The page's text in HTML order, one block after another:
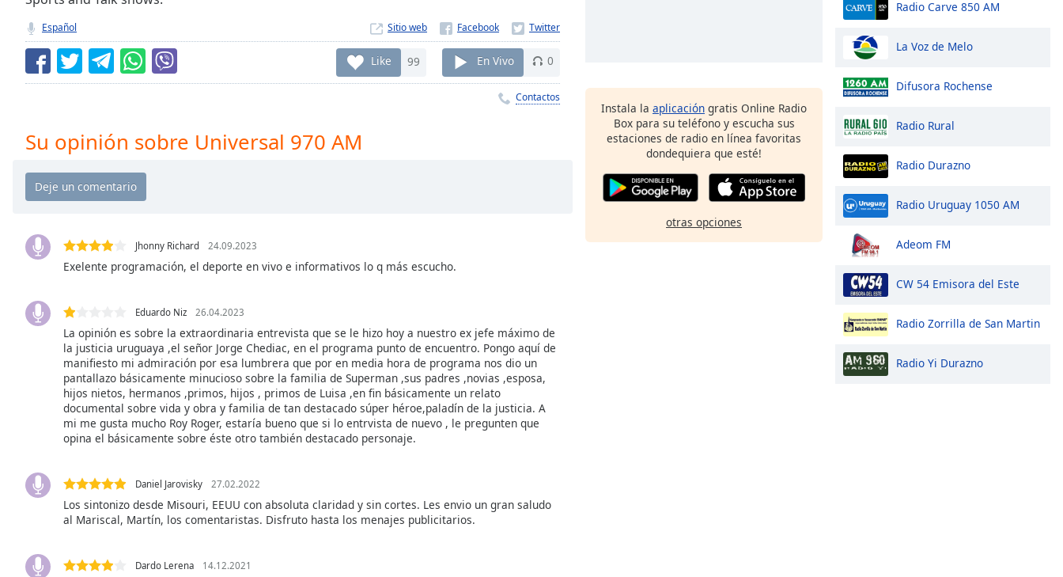
currently
behind
LIVE
Remaining
Time-
Playback
Chapters
Descriptions
off,
selected
subtitles
settings,
opens
subtitles
dialog
subtitles
selected
Audio
Track
Español Sitio web
Like 99 En Vivo 0
Contactos
Su opinión sobre Universal 970 AM
Jhonny Richard 24.09.2023
Exelente programación, el deporte en vivo e informativos lo q más escucho.
Eduardo Niz 26.04.2023
La opinión es sobre la extraordinaria entrevista que se le hizo hoy a nuestro ex jefe máximo de
la justicia uruguaya ,el señor Jorge Chediac, en el programa punto de encuentro. Pongo aquí de
manifiesto mi admiración por esa lumbrera que por en media hora de programa nos dio un
pantallazo básicamente minucioso sobre la familia de Superman ,sus padres ,novias ,esposa,
hijos nietos, hermanos ,primos, hijos , primos de Luisa ,en fin básicamente un relato
documental sobre vida y obra y familia de tan destacado súper héroe,paladín de la justicia. A
mi me gusta mucho Roy Roger, estaría bueno que si lo entrvista de nuevo , le pregunten que
opina el básicamente sobre éste otro también destacado personaje.
Daniel Jarovisky 27.02.2022
Los sintonizo desde Misouri, EEUU con absoluta claridad y sin cortes. Les envio un gran saludo
al Mariscal, Martín, los comentaristas. Disfruto hasta los menajes publicitarios.
Dardo Lerena 14.12.2021
Instala la aplicación gratis Online Radio
Box para su teléfono y escucha sus
estaciones de radio en línea favoritas
dondequiera que esté!
otras opciones
Radio Carve 850 AM
La Voz de Melo
Difusora Rochense
Radio Rural
Radio Durazno
Radio Uruguay 1050 AM
Adeom FM
CW 54 Emisora del Este
Radio Zorrilla de San Martin
Radio Yi Durazno